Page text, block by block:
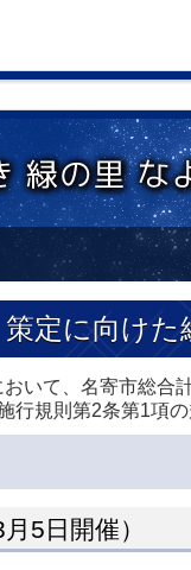
定に向け
いて、名寄市総合
行規則第2条第1項
5日開催）